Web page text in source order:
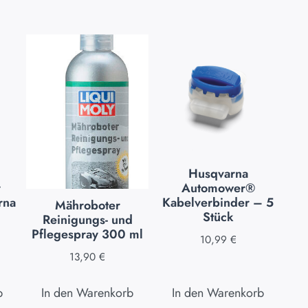
Mähroboter
Reinigungs- und
Pflegespray 300 ml
13,90 €
In den Warenkorb
Husqvarna
Automower®
Kabelverbinder – 5
Stück
10,99 €
In den Warenkorb